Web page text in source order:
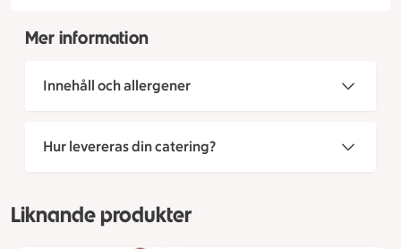
Mer information
Innehåll och allergener
Hur levereras din catering?
Liknande produkter